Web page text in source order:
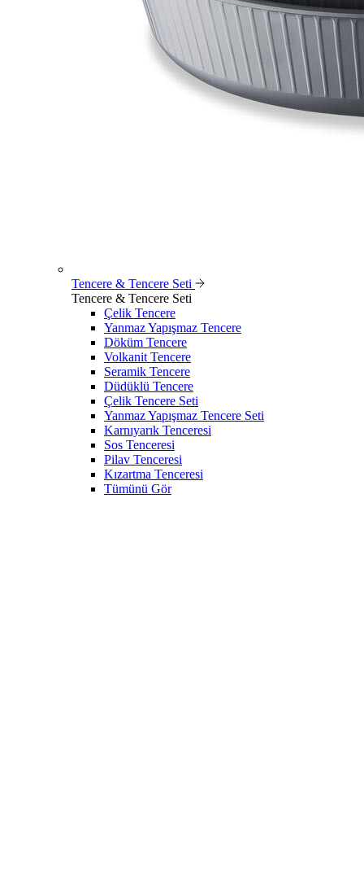
Tencere & Tencere Seti
Tencere & Tencere Seti
Çelik Tencere
Yanmaz Yapışmaz Tencere
Döküm Tencere
Volkanit Tencere
Seramik Tencere
Düdüklü Tencere
Çelik Tencere Seti
Yanmaz Yapışmaz Tencere Seti
Karnıyarık Tenceresi
Sos Tenceresi
Pilav Tenceresi
Kızartma Tenceresi
Tümünü Gör